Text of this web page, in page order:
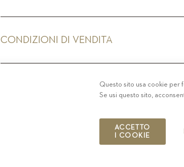
CONDIZIONI DI VENDITA
PRIVACY -COLOPHON -
COPYRIGHT
Questo sito usa cookie per
Se usi questo sito,
ACCETTO
I COOKIE